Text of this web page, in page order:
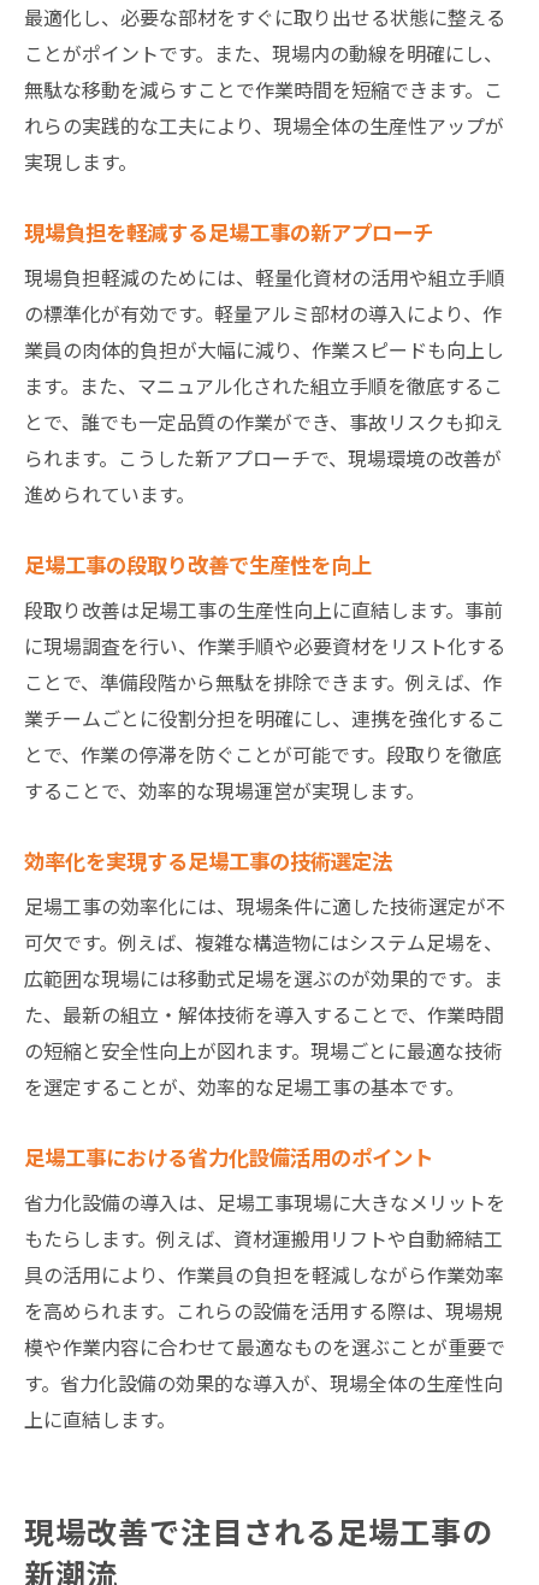
最適化し、必要な部材をすぐに取り出せる状態に整える
ことがポイントです。また、現場内の動線を明確にし、
無駄な移動を減らすことで作業時間を短縮できます。こ
れらの実践的な工夫により、現場全体の生産性アップが
実現します。
現場負担を軽減する足場工事の新アプローチ
現場負担軽減のためには、軽量化資材の活用や組立手順
の標準化が有効です。軽量アルミ部材の導入により、作
業員の肉体的負担が大幅に減り、作業スピードも向上し
ます。また、マニュアル化された組立手順を徹底するこ
とで、誰でも一定品質の作業ができ、事故リスクも抑え
られます。こうした新アプローチで、現場環境の改善が
進められています。
足場工事の段取り改善で生産性を向上
段取り改善は足場工事の生産性向上に直結します。事前
に現場調査を行い、作業手順や必要資材をリスト化する
ことで、準備段階から無駄を排除できます。例えば、作
業チームごとに役割分担を明確にし、連携を強化するこ
とで、作業の停滞を防ぐことが可能です。段取りを徹底
することで、効率的な現場運営が実現します。
効率化を実現する足場工事の技術選定法
足場工事の効率化には、現場条件に適した技術選定が不
可欠です。例えば、複雑な構造物にはシステム足場を、
広範囲な現場には移動式足場を選ぶのが効果的です。ま
た、最新の組立・解体技術を導入することで、作業時間
の短縮と安全性向上が図れます。現場ごとに最適な技術
を選定することが、効率的な足場工事の基本です。
足場工事における省力化設備活用のポイント
省力化設備の導入は、足場工事現場に大きなメリットを
もたらします。例えば、資材運搬用リフトや自動締結工
具の活用により、作業員の負担を軽減しながら作業効率
を高められます。これらの設備を活用する際は、現場規
模や作業内容に合わせて最適なものを選ぶことが重要で
す。省力化設備の効果的な導入が、現場全体の生産性向
上に直結します。
現場改善で注目される足場工事の
新潮流